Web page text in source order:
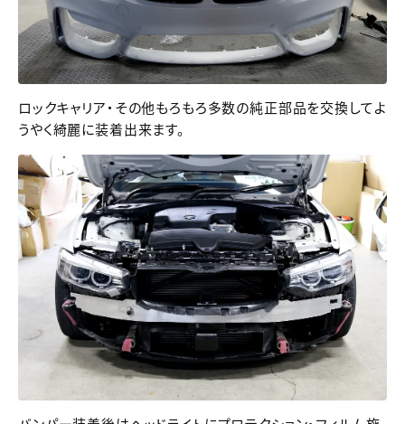
ロックキャリア・その他もろもろ多数の純正部品を交換してよ
うやく綺麗に装着出来ます。